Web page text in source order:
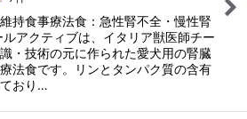
持食事療法食：急性腎不全・慢性腎
アクティブは、イタリア獣医師チー
・技術の元に作られた愛犬用の腎臓
法食です。リンとタンパク質の含有
おり…